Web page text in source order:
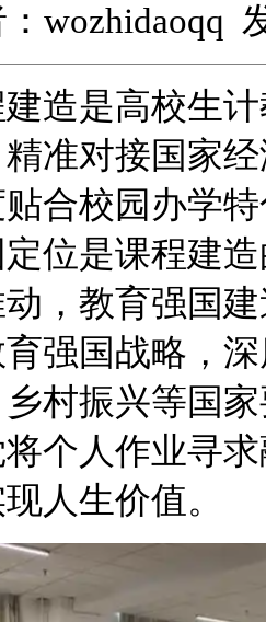
wozhidaoqq
是高校生计
准对接国家
贴合校园
位是课程建
，教育强国
育强国战
村振兴等国
个人作业寻
人生价值。